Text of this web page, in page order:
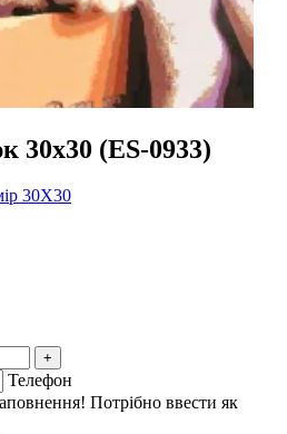
30х30 (ES-0933)
30Х30
+
Телефон
Потрібно ввести як